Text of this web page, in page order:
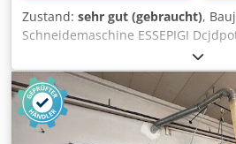
Zustand: sehr gut (gebraucht),
Schneidemaschine ESSEPIGI